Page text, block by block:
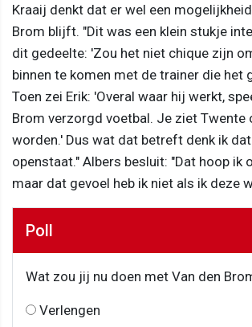
Kraaij denkt dat er wel een
Brom blijft. "Dit was een klein stukje
dit gedeelte: 'Zou het niet chique zijn
binnen te komen met de trainer die het
Toen zei Erik: 'Overal waar hij werkt,
Brom verzorgd voetbal. Je ziet Twente
worden.' Dus wat dat betreft denk ik
openstaat." Albers besluit: "Dat hoop ik
maar dat gevoel heb ik niet als ik deze
Poll
Wat zou jij nu doen met Van den
Verlengen